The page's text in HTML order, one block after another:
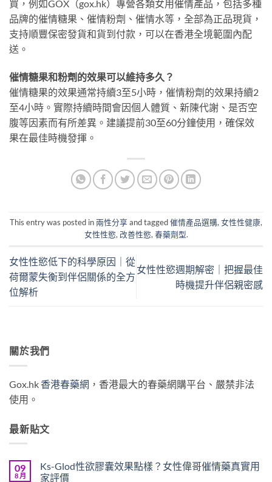
買，例如GOX（gox.hk）專營各類女用催情產品，包括多種
品牌的催情糖果、催情粉劑、催情水等，全部為正品現貨，
支持順豐保密發貨和貨到付款，可以在香港全境範圍內配
送。
催情糖果和粉劑的效果可以維持多久？
催情糖果的效果通常持續3至5小時，催情粉劑的效果持續2
至4小時。實際持續時間會因個人體質、新陳代謝、是否空
腹等因素而有所差異。建議提前30至60分鐘使用，確保效
果在最佳時機發揮。
This entry was posted in兩性分享 and tagged催情產品選購, 女性性健康,
女性性慾, 改善性慾, 春藥劑型.
女性性慾低下的科學原因｜從
荷爾蒙失衡到伴侶關係的全方
位解析
女性性慾週期解密｜把握最佳
時機提升伴侶親密感
關於我們
Gox.hk香港春藥網 ，香港最大的春藥網購平台、嚴禁非法
使用。
最新貼文
09
8 月
Ks-Glod性欲膠囊效果點樣？女性偉哥催情藥真實用
家評價